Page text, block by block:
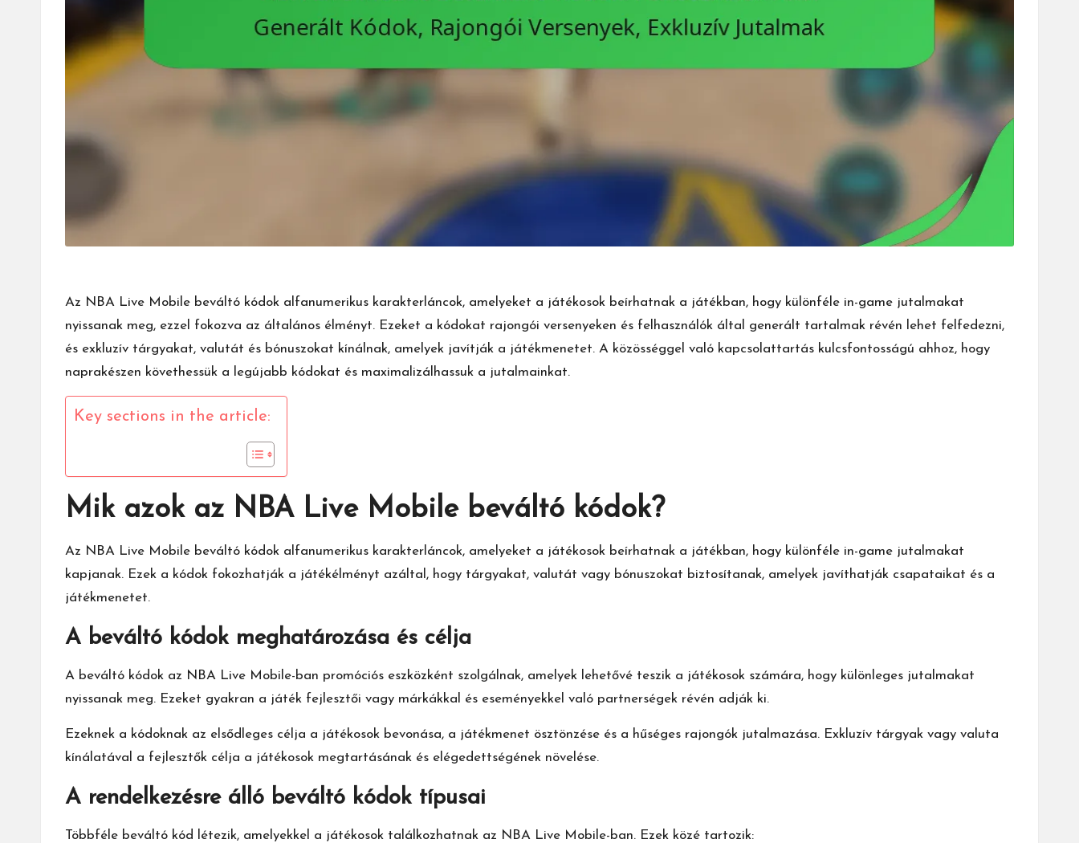
Az NBA Live Mobile beváltó kódok alfanumerikus karakterláncok, amelyeket a játékosok beírhatnak a játékban, hogy különféle in-game jutalmakat
nyissanak meg, ezzel fokozva az általános élményt. Ezeket a kódokat rajongói versenyeken és felhasználók által generált tartalmak révén lehet felfedezni,
és exkluzív tárgyakat, valutát és bónuszokat kínálnak, amelyek javítják a játékmenetet. A közösséggel való kapcsolattartás kulcsfontosságú ahhoz, hogy
naprakészen követhessük a legújabb kódokat és maximalizálhassuk a jutalmainkat.
Key sections in the article:
Mik azok az NBA Live Mobile beváltó kódok?
Az NBA Live Mobile beváltó kódok alfanumerikus karakterláncok, amelyeket a játékosok beírhatnak a játékban, hogy különféle in-game jutalmakat
kapjanak. Ezek a kódok fokozhatják a játékélményt azáltal, hogy tárgyakat, valutát vagy bónuszokat biztosítanak, amelyek javíthatják csapataikat és a
játékmenetet.
A beváltó kódok meghatározása és célja
A beváltó kódok az NBA Live Mobile-ban promóciós eszközként szolgálnak, amelyek lehetővé teszik a játékosok számára, hogy különleges jutalmakat
nyissanak meg. Ezeket gyakran a játék fejlesztői vagy márkákkal és eseményekkel való partnerségek révén adják ki.
Ezeknek a kódoknak az elsődleges célja a játékosok bevonása, a játékmenet ösztönzése és a hűséges rajongók jutalmazása. Exkluzív tárgyak vagy valuta
kínálatával a fejlesztők célja a játékosok megtartásának és elégedettségének növelése.
A rendelkezésre álló beváltó kódok típusai
Többféle beváltó kód létezik, amelyekkel a játékosok találkozhatnak az NBA Live Mobile-ban. Ezek közé tartozik: